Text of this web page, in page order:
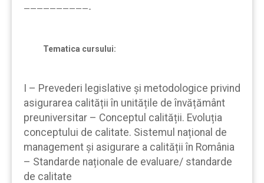
——————————-
Tematica cursului:
I – Prevederi legislative și metodologice privind
asigurarea calității în unitățile de învățământ
preuniversitar – Conceptul calității. Evoluția
conceptului de calitate. Sistemul național de
management și asigurare a calității în România
– Standarde naționale de evaluare/ standarde
de calitate